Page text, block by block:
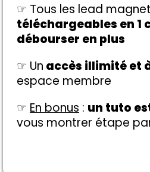
☞ Tous les lead
téléchargeables en 1
débourser en plus
☞ Un accès illimité et
espace membre
☞ En bonus : un tuto
vous montrer étape